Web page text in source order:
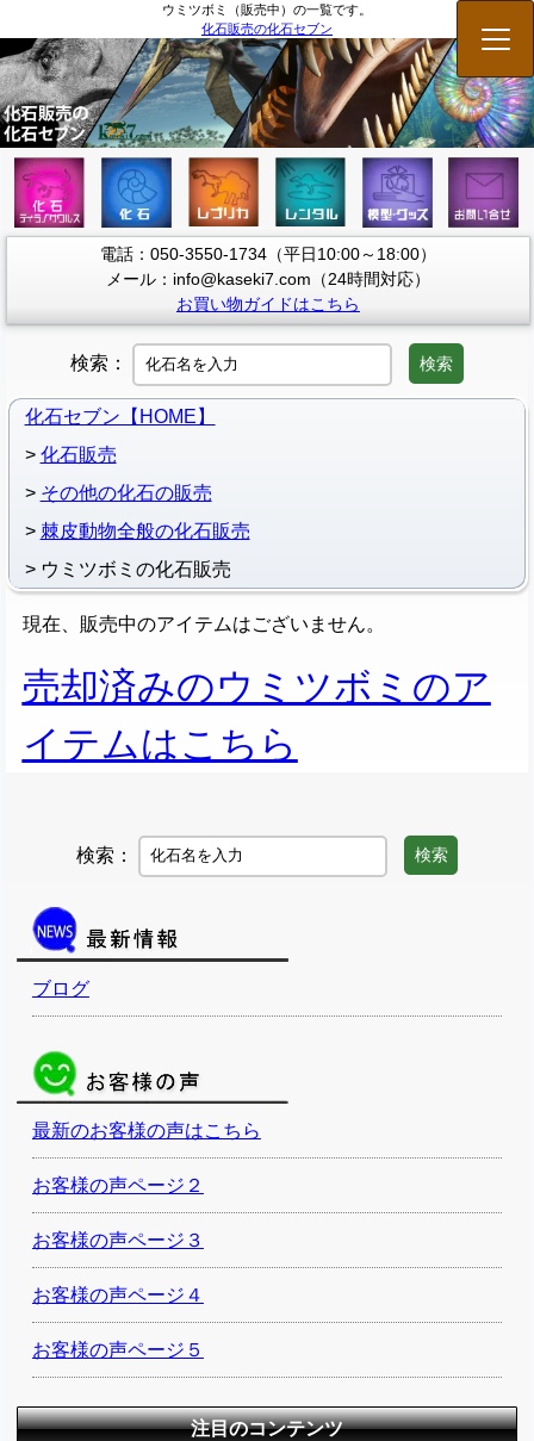
ウミツボミ（販売中）の一覧です。
化石販売の化石セブン
メ
電話：050-3550-1734（平日10:00～18:00）
メール：info@kaseki7.com（24時間対応）
お買い物ガイドはこちら
検索： 検索
化石セブン【HOME】
化石販売
その他の化石の販売
棘皮動物全般の化石販売
ウミツボミの化石販売
現在、販売中のアイテムはございません。
売却済みのウミツボミのア
イテムはこちら
検索： 検索
ブログ
最新のお客様の声はこちら
お客様の声ページ２
お客様の声ページ３
お客様の声ページ４
お客様の声ページ５
注目のコンテンツ